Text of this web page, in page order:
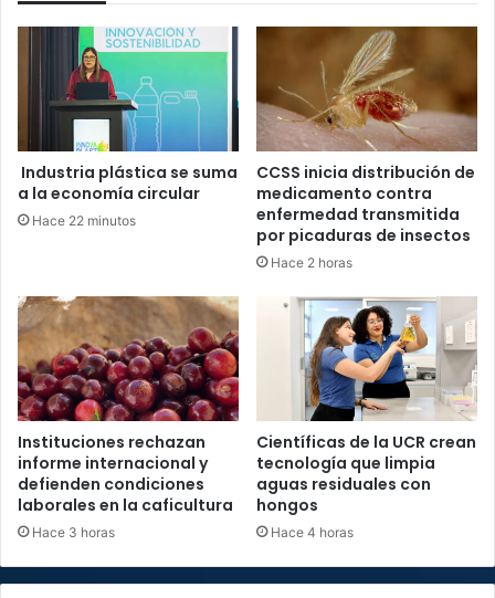
e
h
u
g
e
i
b
r
e
(
E
d
u
c
a
c
i
Industria plástica se suma
a la economía circular
Hace 22 minutos
CCSS inicia distribución de
medicamento contra
enfermedad transmitida
por picaduras de insectos
Hace 2 horas
Instituciones rechazan
informe internacional y
defienden condiciones
laborales en la caficultura
Hace 3 horas
Científicas de la UCR crean
tecnología que limpia
aguas residuales con
hongos
Hace 4 horas